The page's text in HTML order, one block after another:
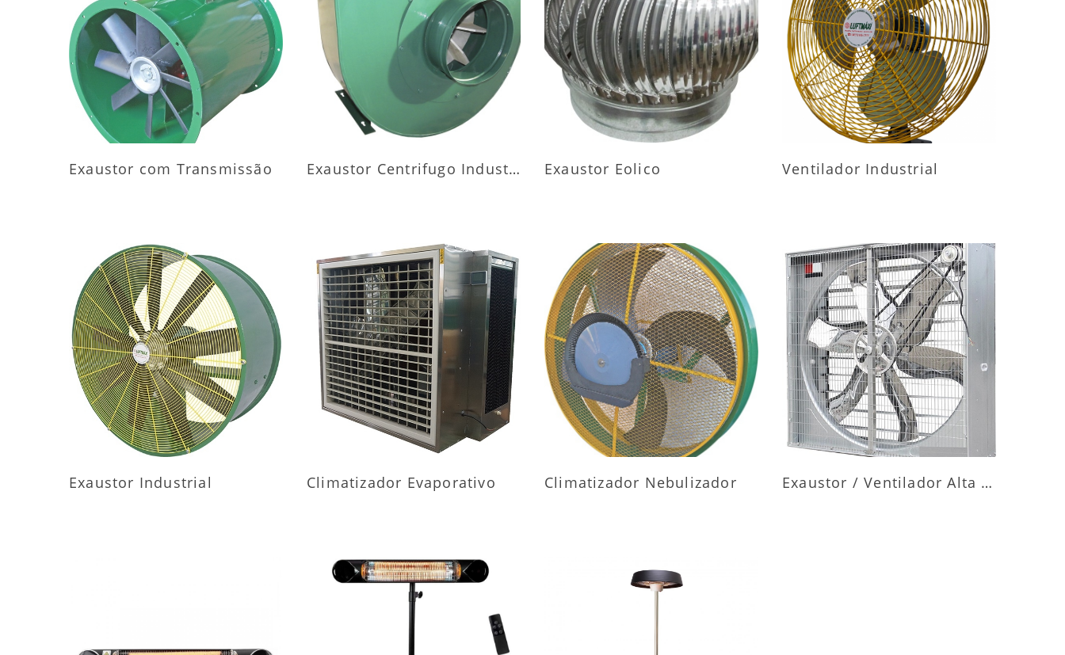
MAIS INFORMAÇÕES
Exaustor com Transmissão
MAIS INFORMAÇÕES
Exaustor Centrifugo Industrial
MAIS INFORMAÇÕES
Exaustor Eolico
MAIS INFORMAÇÕES
Ventilador Industrial
MAIS INFORMAÇÕES
Exaustor Industrial
MAIS INFORMAÇÕES
Climatizador Evaporativo
MAIS INFORMAÇÕES
Climatizador Nebulizador
MAIS INFORMAÇÕES
Exaustor / Ventilador Alta Vazão